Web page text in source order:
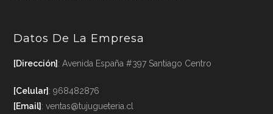
Datos De La Empresa
[Dirección] : Avenida España #397 Santiago Centro
[Celular] : 968482876
[Email] : ventas@tujugueteria.cl